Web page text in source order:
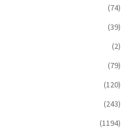
(74)
(39)
(2)
(79)
(120)
(243)
(1194)